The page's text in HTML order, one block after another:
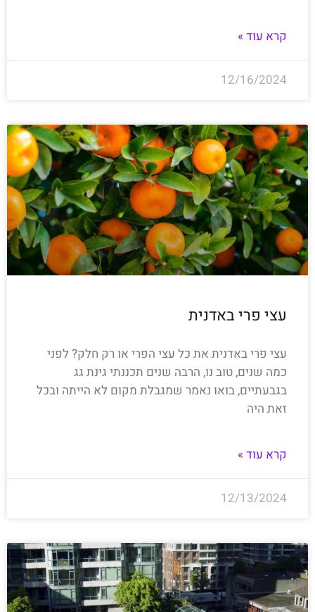
קרא עוד »
12/16/2024
עצי פרי באדנית
עצי פרי באדנית את כל עצי הפרי או רק חלק? לפני
כמה שנים, טוב נו, הרבה שנים תכננתי גינת גג
בגבעתיים, בואו נאמר שמגבלת מקום לא הייתה ובכל
זאת היה
קרא עוד »
12/13/2024